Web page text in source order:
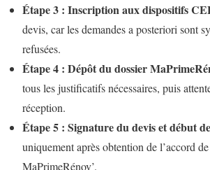
Étape 3 : Inscription aux dispositifs
devis, car les demandes a posteriori sont
refusées.
Étape 4 : Dépôt du dossier
tous les justificatifs nécessaires, puis
réception.
Étape 5 : Signature du devis et début
uniquement après obtention de l’accord
MaPrimeRénov’.